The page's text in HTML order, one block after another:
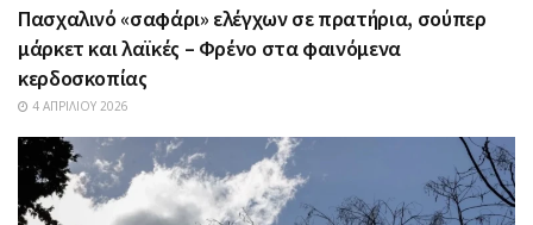
Πασχαλινό «σαφάρι» ελέγχων σε πρατήρια, σούπερ
μάρκετ και λαϊκές – Φρένο στα φαινόμενα
κερδοσκοπίας
4 ΑΠΡΙΛΊΟΥ 2026